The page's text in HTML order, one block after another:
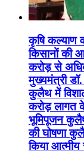
कृषि कल्याण
किसानों की
करोड़ से
मुख्यमंत्री
कुलैथ में
करोड़ लागत के
भूमिपूजन
की घोषणा
किया आत्मीय